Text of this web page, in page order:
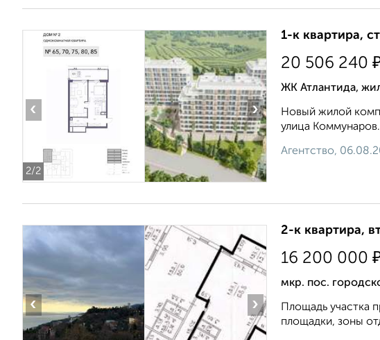
2/2
‹ ›
1-к квартира,
20 506 240
ЖК Атлантида,
Новый жилой
улица
Агентство,
‹ ›
2-к квартира,
16 200 000
мкр. пос.
Площадь участка
площадки, зоны